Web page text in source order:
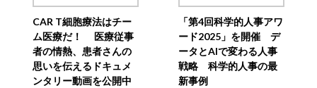
CAR T細胞療法はチー
ム医療だ！ 医療従事
者の情熱、患者さんの
思いを伝えるドキュメ
ンタリー動画を公開中
「第4回科学的人事アワ
ード2025」を開催 デ
ータとAIで変わる人事
戦略 科学的人事の最
新事例